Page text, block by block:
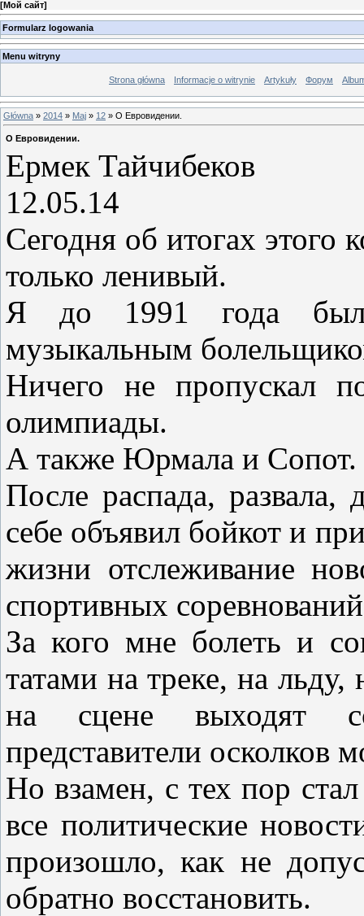
[Мой сайт]
Formularz logowania
Menu witryny
Strona główna Informacje o witrynie Artykuły Форум
Główna » 2014 » Maj » 12 » О Евровидении.
О Евровидении.
Ермек Тайчибеков
12.05.14
Сегодня об итогах этого
только ленивый.
Я до 1991 года был
музыкальным
Ничего не пропускал
олимпиады.
А также Юрмала и Сопот.
После распада,
себе объявил бойкот и
жизни отслеживание
спортивных
За кого мне болеть и
татами на треке, на льду,
на сцене выходят
представители осколков
Но взамен, с тех пор
все политические
произошло, как не
обратно восстановить.